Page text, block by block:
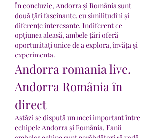
În concluzie, Andorra și România sunt
două țări fascinante, cu similitudini și
diferențe interesante. Indiferent de
opțiunea aleasă, ambele țări oferă
oportunități unice de a explora, învăța și
experimenta.
Andorra romania live.
Andorra România în
direct
Astăzi se dispută un meci important între
echipele Andorra și România. Fanii